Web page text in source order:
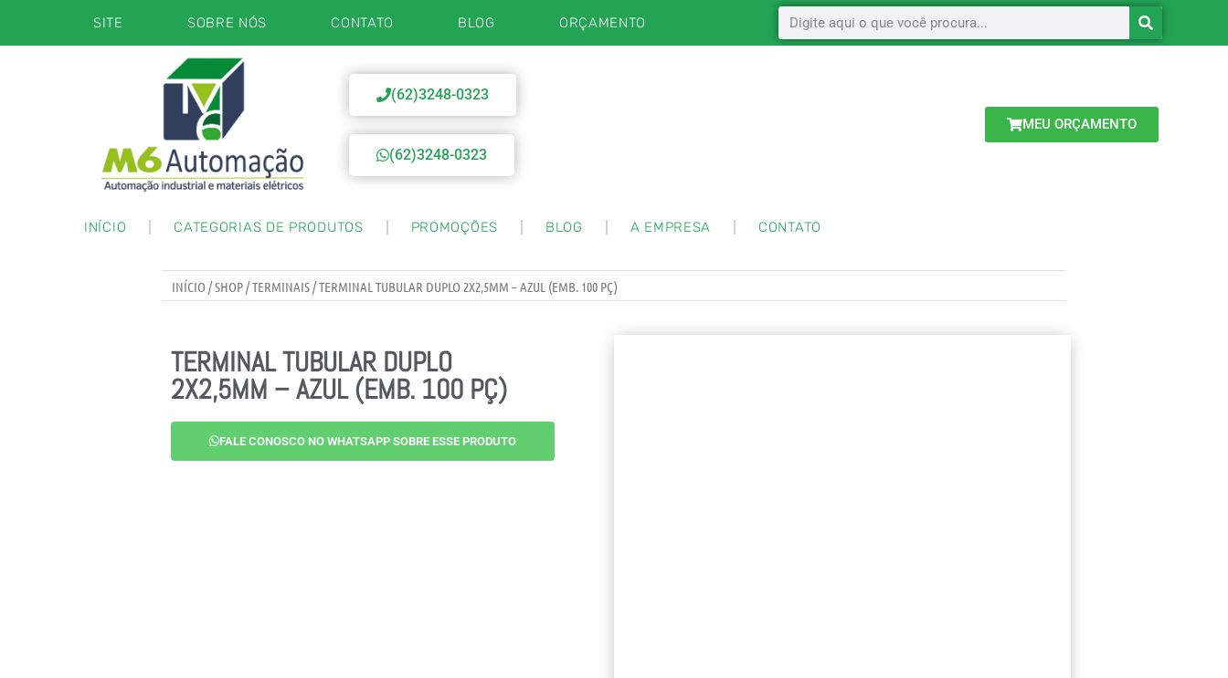
SITE SOBRE NÓS CONTATO BLOG ORÇAMENTO
(62)3248-0323
(62)3248-0323
MEU ORÇAMENTO
INÍCIO CATEGORIAS DE PRODUTOS PROMOÇÕES BLOG A EMPRESA CONTATO
INÍCIO/SHOP/TERMINAIS/ TERMINAL TUBULAR DUPLO 2X2,5MM – AZUL (EMB. 100 PÇ)
TERMINAL TUBULAR DUPLO
2X2,5MM – AZUL (EMB. 100 PÇ)
FALE CONOSCO NO WHATSAPP SOBRE ESSE PRODUTO